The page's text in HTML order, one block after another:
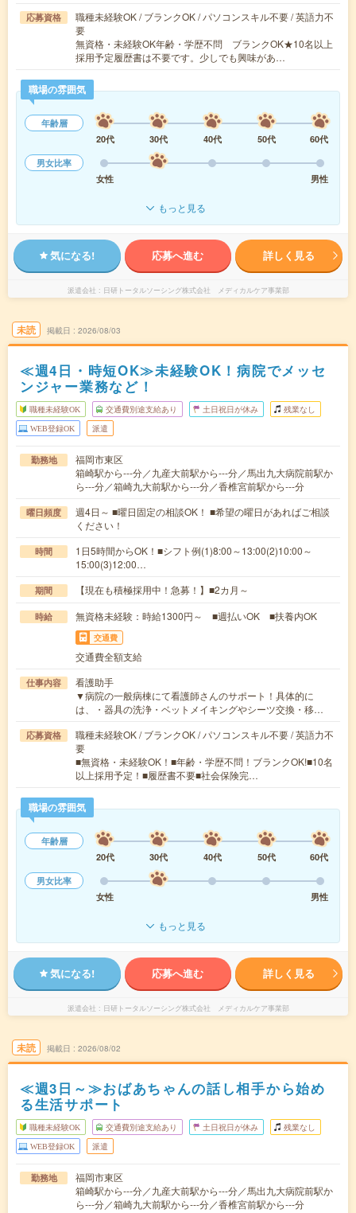
応募資格
職種未経験OK / ブランクOK / パソコンスキル不要 / 英語力不
要
無資格・未経験OK年齢・学歴不問 ブランクOK★10名以上
採用予定履歴書は不要です。少しでも興味があ…
職場の雰囲気
年齢層
20代
30代 40代 50代
60代
男女比率
女性
男性
もっと見る
気になる! 応募へ進む 詳しく見る
派遣会社 日研トータルソーシング株式会社 メディカルケア事業部
未読 掲載日 2026/08/03
≪週4日・時短OK≫未経験OK！病院でメッセ
ンジャー業務など！
職種未経験OK 交通費別途支給あり 土日祝日が休み 残業なし
WEB登録OK 派遣
勤務地
福岡市東区
箱崎駅から---分／九産大前駅から---分／馬出九大病院前駅か
ら---分／箱崎九大前駅から---分／香椎宮前駅から---分
曜日頻度
週4日～ ■曜日固定の相談OK！ ■希望の曜日があればご相談
ください！
時間
1日5時間からOK！■シフト例(1)8:00～13:00(2)10:00～
15:00(3)12:00…
期間 【現在も積極採用中！急募！】■2カ月～
時給 無資格未経験：時給1300円～ ■週払いOK ■扶養内OK
交通費
交通費全額支給
仕事内容
看護助手
▼病院の一般病棟にて看護師さんのサポート！具体的に
は、・器具の洗浄・ベットメイキングやシーツ交換・移…
応募資格
職種未経験OK / ブランクOK / パソコンスキル不要 / 英語力不
要
■無資格・未経験OK！■年齢・学歴不問！ブランクOK!■10名
以上採用予定！■履歴書不要■社会保険完…
職場の雰囲気
年齢層
20代
30代 40代 50代
60代
男女比率
女性
男性
もっと見る
気になる! 応募へ進む 詳しく見る
派遣会社 日研トータルソーシング株式会社 メディカルケア事業部
未読 掲載日 2026/08/02
≪週3日～≫おばあちゃんの話し相手から始め
る生活サポート
職種未経験OK 交通費別途支給あり 土日祝日が休み 残業なし
WEB登録OK 派遣
勤務地
福岡市東区
箱崎駅から---分／九産大前駅から---分／馬出九大病院前駅か
ら---分／箱崎九大前駅から---分／香椎宮前駅から---分